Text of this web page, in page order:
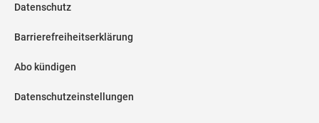
Datenschutz
Barrierefreiheitserklärung
Abo kündigen
Datenschutzeinstellungen